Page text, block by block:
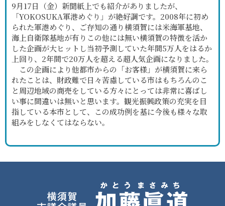
9月17日（金）新聞紙上でも紹介がありましたが、
「YOKOSUKA軍港めぐり」が絶好調です。2008年に初め
られた軍港めぐり、ご存知の通り横須賀には米海軍基地、
海上自衛隊基地が有りこの他には無い横須賀の特徴を活か
した企画が大ヒットし当初予測していた年間5万人をはるか
上回り、2年間で20万人を超える超人気企画になりました。
この企画により他都市からの「お客様」が横須賀に来ら
れたことは、財政難で日々苦慮している市はもちろんのこ
と周辺地域の商売をしている方々にとっては非常に喜ばし
い事に間違いは無いと思います。観光振興政策の充実を目
指している本市として、この成功例を基に今後も様々な取
組みをしなくてはならない。